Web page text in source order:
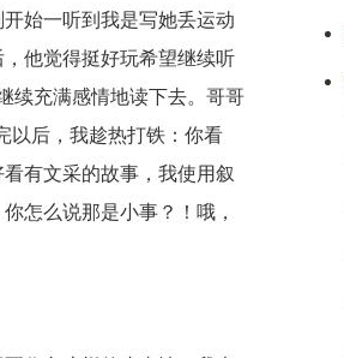
始一听到我是写她丢运动
他觉得挺好玩希望继续听
续充满感情地读下去。哥哥
以后，我趁热打铁：你看
有文采的故事，我使用叙
怎么说那是小事？！哦，